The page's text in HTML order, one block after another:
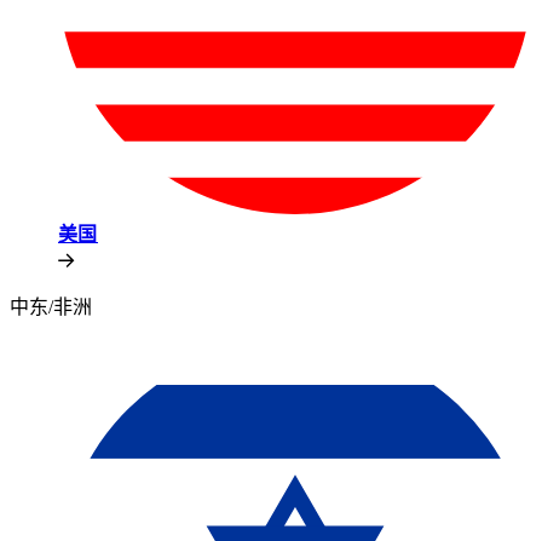
美国​​
中东/非洲​​